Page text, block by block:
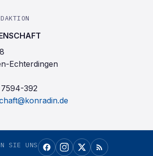
Echterdingen
392
SIE UNS